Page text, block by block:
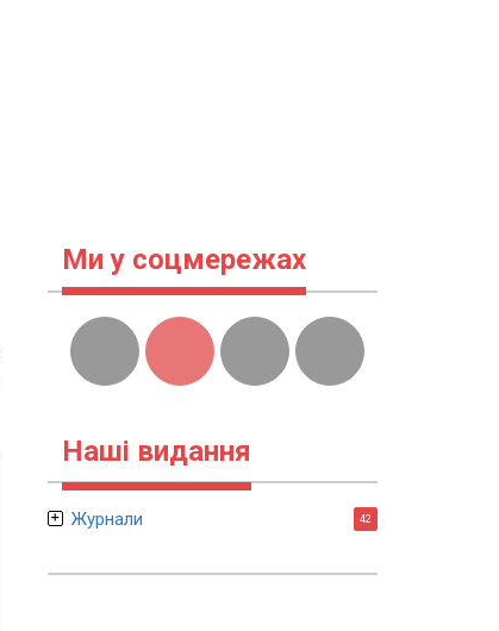
Ми у соцмережах
Наші видання
Журнали 42